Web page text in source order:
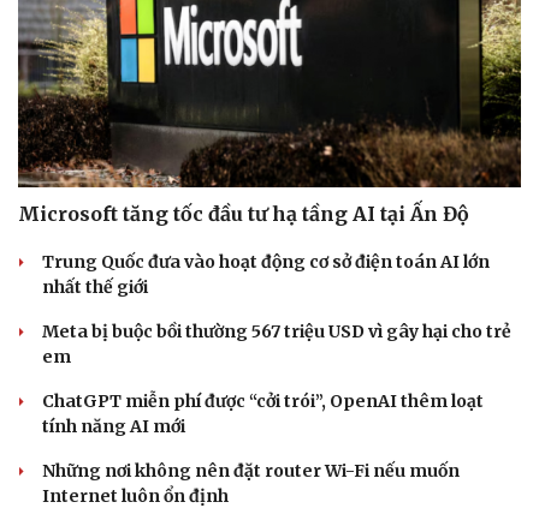
Microsoft tăng tốc đầu tư hạ tầng AI tại Ấn Độ
Trung Quốc đưa vào hoạt động cơ sở điện toán AI lớn
nhất thế giới
Meta bị buộc bồi thường 567 triệu USD vì gây hại cho trẻ
em
ChatGPT miễn phí được “cởi trói”, OpenAI thêm loạt
tính năng AI mới
Những nơi không nên đặt router Wi-Fi nếu muốn
Internet luôn ổn định